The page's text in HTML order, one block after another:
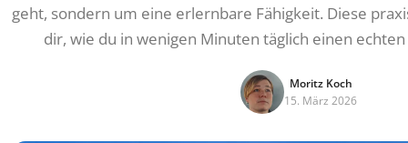
geht, sondern um eine erlernbare Fähigkeit. Diese
dir, wie du in wenigen Minuten täglich einen
Moritz Koch
15. März 2026